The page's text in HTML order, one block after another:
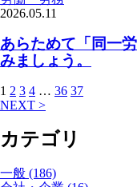
2026.05.11
あらためて「同一
みましょう。
1 2 3 4 … 36 37
NEXT >
カテゴリ
一般 (186)